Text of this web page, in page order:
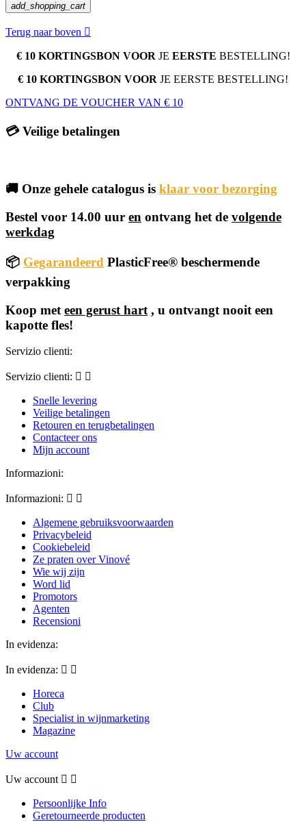
add_shopping_cart
Terug naar boven 
€ 10 KORTINGSBON VOOR JE EERSTE BESTELLING!
€ 10 KORTINGSBON VOOR JE EERSTE BESTELLING!
ONTVANG DE VOUCHER VAN € 10
💳 Veilige betalingen
🚚 Onze gehele catalogus is klaar voor bezorging
Bestel voor 14.00 uur en ontvang het de volgende
werkdag
📦 Gegarandeerd PlasticFree® beschermende
verpakking
Koop met een gerust hart , u ontvangt nooit een
kapotte fles!
Servizio clienti:
Servizio clienti:  
Snelle levering
Veilige betalingen
Retouren en terugbetalingen
Contacteer ons
Mijn account
Informazioni:
Informazioni:  
Algemene gebruiksvoorwaarden
Privacybeleid
Cookiebeleid
Ze praten over Vinové
Wie wij zijn
Word lid
Promotors
Agenten
Recensioni
In evidenza:
In evidenza:  
Horeca
Club
Specialist in wijnmarketing
Magazine
Uw account
Uw account  
Persoonlijke Info
Geretourneerde producten